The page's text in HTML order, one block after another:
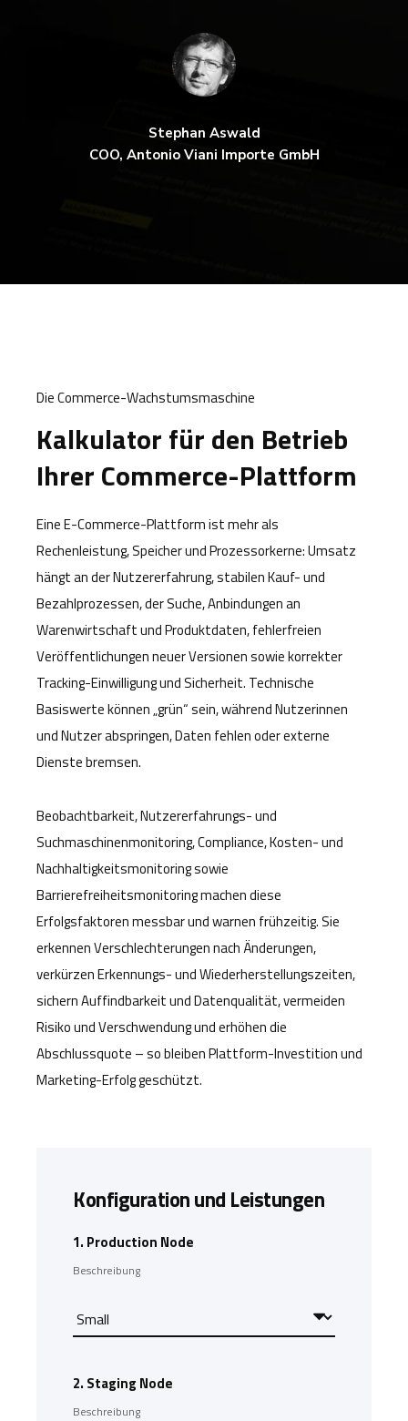
Stephan Aswald
COO, Antonio Viani Importe GmbH
Die Commerce-Wachstumsmaschine
Kalkulator für den Betrieb
Ihrer Commerce-Plattform
Eine E-Commerce-Plattform ist mehr als
Rechenleistung, Speicher und Prozessorkerne: Umsatz
hängt an der Nutzererfahrung, stabilen Kauf- und
Bezahlprozessen, der Suche, Anbindungen an
Warenwirtschaft und Produktdaten, fehlerfreien
Veröffentlichungen neuer Versionen sowie korrekter
Tracking-Einwilligung und Sicherheit. Technische
Basiswerte können „grün“ sein, während Nutzerinnen
und Nutzer abspringen, Daten fehlen oder externe
Dienste bremsen.
Beobachtbarkeit, Nutzererfahrungs- und
Suchmaschinenmonitoring, Compliance, Kosten- und
Nachhaltigkeitsmonitoring sowie
Barrierefreiheitsmonitoring machen diese
Erfolgsfaktoren messbar und warnen frühzeitig. Sie
erkennen Verschlechterungen nach Änderungen,
verkürzen Erkennungs- und Wiederherstellungszeiten,
sichern Auffindbarkeit und Datenqualität, vermeiden
Risiko und Verschwendung und erhöhen die
Abschlussquote – so bleiben Plattform-Investition und
Marketing-Erfolg geschützt.
Konfiguration und Leistungen
1. Production Node
Beschreibung
2. Staging Node
Beschreibung